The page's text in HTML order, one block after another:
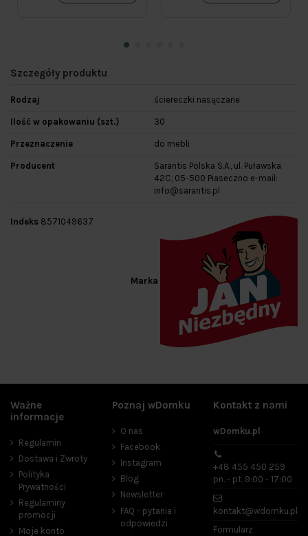
Szczegóły produktu
Rodzaj ściereczki nasączane
Ilość w opakowaniu (szt.) 30
Przeznaczenie do mebli
Producent
Sarantis Polska S.A., ul. Puławska
42C, 05-500 Piaseczno e-mail:
info@sarantis.pl
Marka
Indeks 8571049637
Ważne
informacje
Regulamin
Dostawa i Zwroty
Polityka
Prywatności
Regulaminy
promocji
Moje konto
Poznaj wDomku
O nas
Facebook
Instagram
Blog
Newsletter
FAQ - pytania i
odpowiedzi
Kontakt z nami
wDomku.pl
+48 455 450 259
pn. - pt. 9:00 - 17:00
kontakt@wdomku.pl
Formularz